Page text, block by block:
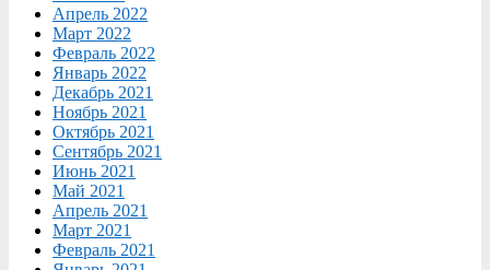
Апрель 2022
Март 2022
Февраль 2022
Январь 2022
Декабрь 2021
Ноябрь 2021
Октябрь 2021
Сентябрь 2021
Июнь 2021
Май 2021
Апрель 2021
Март 2021
Февраль 2021